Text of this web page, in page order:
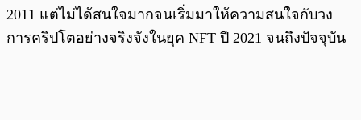
2011 แต่ไม่ได้สนใจมากจนเริ่มมาให้ความสนใจกับวง
การคริปโตอย่างจริงจังในยุค NFT ปี 2021 จนถึงปัจจุบัน